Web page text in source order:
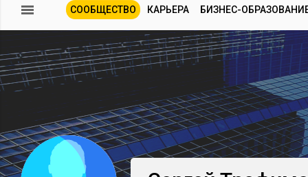
СООБЩЕСТВО КАРЬЕРА БИЗНЕС-